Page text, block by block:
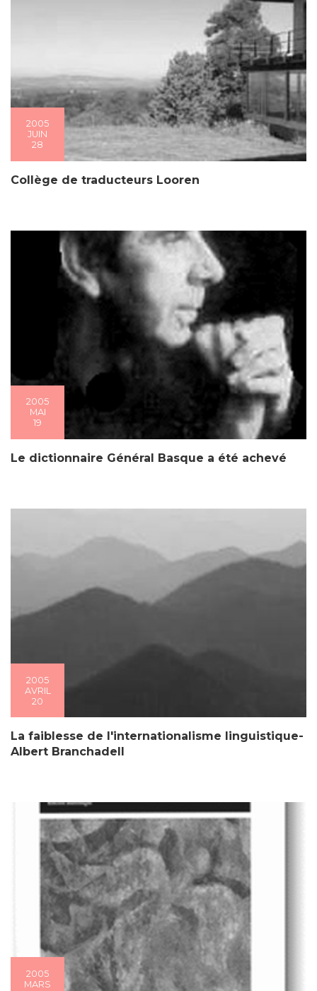
2005
JUIN
28
Collège de traducteurs Looren
2005
MAI
19
Le dictionnaire Général Basque a été achevé
2005
AVRIL
20
La faiblesse de l'internationalisme linguistique-
Albert Branchadell
2005
MARS